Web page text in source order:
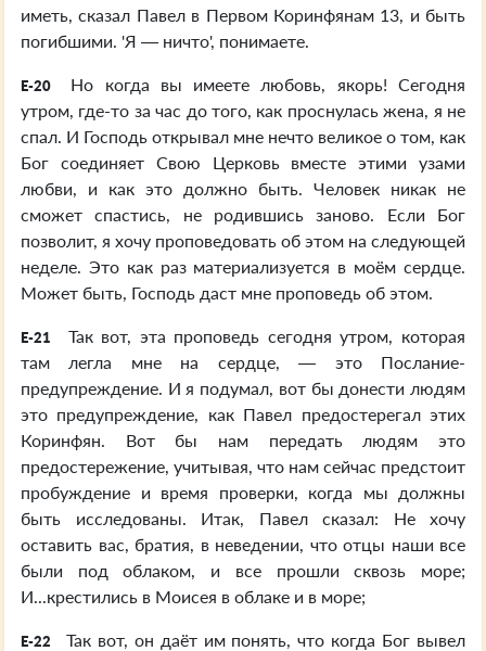
иметь, сказал Павел в Первом Коринфянам 13, и быть
погибшими. 'Я — ничто', понимаете.
E-20
Но когда вы имеете любовь, якорь! Сегодня
утром, где-то за час до того, как проснулась жена, я не
спал. И Господь открывал мне нечто великое о том, как
Бог соединяет Свою Церковь вместе этими узами
любви, и как это должно быть. Человек никак не
сможет спастись, не родившись заново. Если Бог
позволит, я хочу проповедовать об этом на следующей
неделе. Это как раз материализуется в моём сердце.
Может быть, Господь даст мне проповедь об этом.
E-21
Так вот, эта проповедь сегодня утром, которая
там легла мне на сердце, — это Послание-
предупреждение. И я подумал, вот бы донести людям
это предупреждение, как Павел предостерегал этих
Коринфян. Вот бы нам передать людям это
предостережение, учитывая, что нам сейчас предстоит
пробуждение и время проверки, когда мы должны
быть исследованы. Итак, Павел сказал: Не хочу
оставить вас, братия, в неведении, что отцы наши все
были под облаком, и все прошли сквозь море;
И...крестились в Моисея в облаке и в море;
E-22
Так вот, он даёт им понять, что когда Бог вывел